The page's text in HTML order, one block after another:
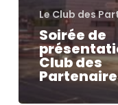
Le Club des
Soirée de
Club des